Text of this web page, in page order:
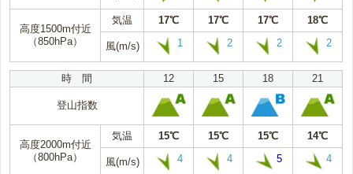
高度1500m付近
（850hPa）
気温 17℃ 17℃ 17℃ 18℃
風(m/s) 1 2 2 2
時 間 12 15 18 21
登山指数
高度2000m付近
（800hPa）
気温 15℃ 15℃ 15℃ 14℃
風(m/s) 4 4 5 4